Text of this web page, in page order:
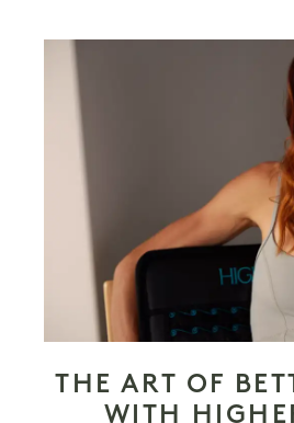
THE ART OF
WITH